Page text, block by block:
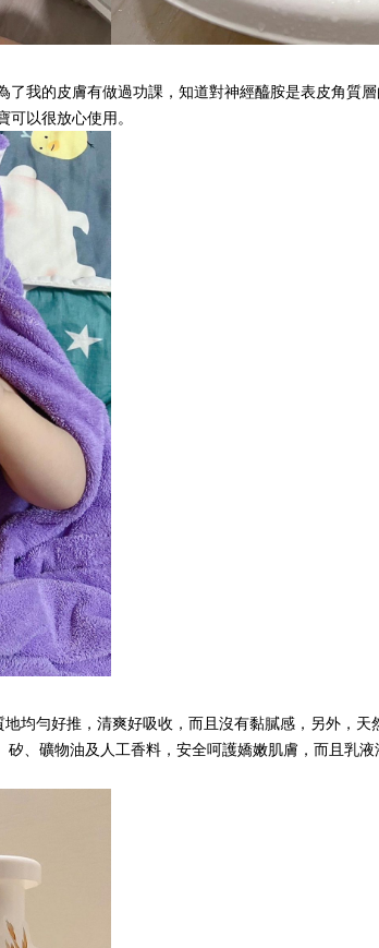
了我的皮膚有做過功課，知道對神經醯胺是表皮角質
以很放心使用。
均勻好推，清爽好吸收，而且沒有黏膩感，另外，
、礦物油及人工香料，安全呵護嬌嫩肌膚，而且乳